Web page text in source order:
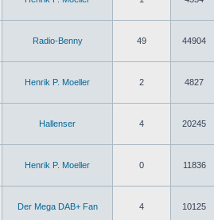
Radio-Benny 49 44904
Henrik P. Moeller 2 4827
Hallenser 4 20245
Henrik P. Moeller 0 11836
Der Mega DAB+ Fan 4 10125